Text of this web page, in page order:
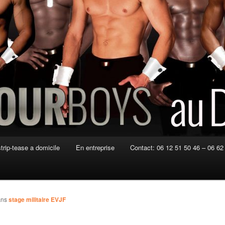
tease a domicile En entreprise Contact: 06 12 51 50 46 – 06
stage militaire EVJF